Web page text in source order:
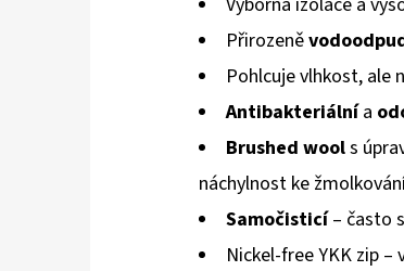
Přirozeně
Pohlcuje vlhkost, ale
Antibakteriálnía
Brushed wools
náchylnost ke
Samočisticí– často
Nickel-free YKK zip